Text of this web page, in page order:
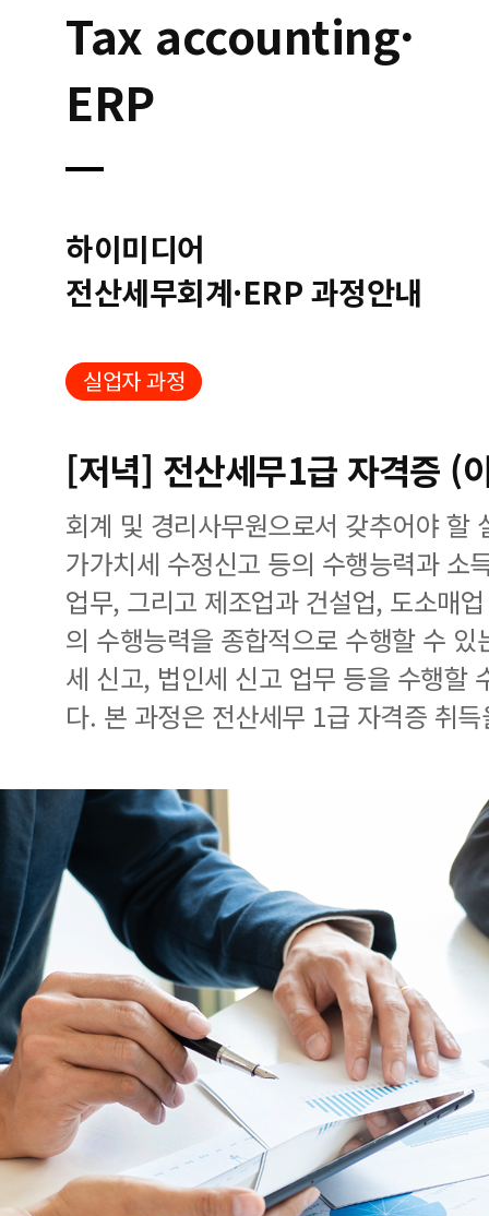
Tax accounting·
ERP
하이미디어
전산세무회계·ERP 과정안내
실업자 과정
[저녁] 전산세무1급 자격증 (
회계 및 경리사무원으로서 갖추어야 할
가가치세 수정신고 등의 수행능력과 소
업무, 그리고 제조업과 건설업, 도소매
의 수행능력을 종합적으로 수행할 수
세 신고, 법인세 신고 업무 등을 수행할
다. 본 과정은 전산세무 1급 자격증 취